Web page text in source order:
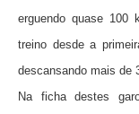
erguendo quase 100
treino desde a
descansando mais de
Na ficha destes